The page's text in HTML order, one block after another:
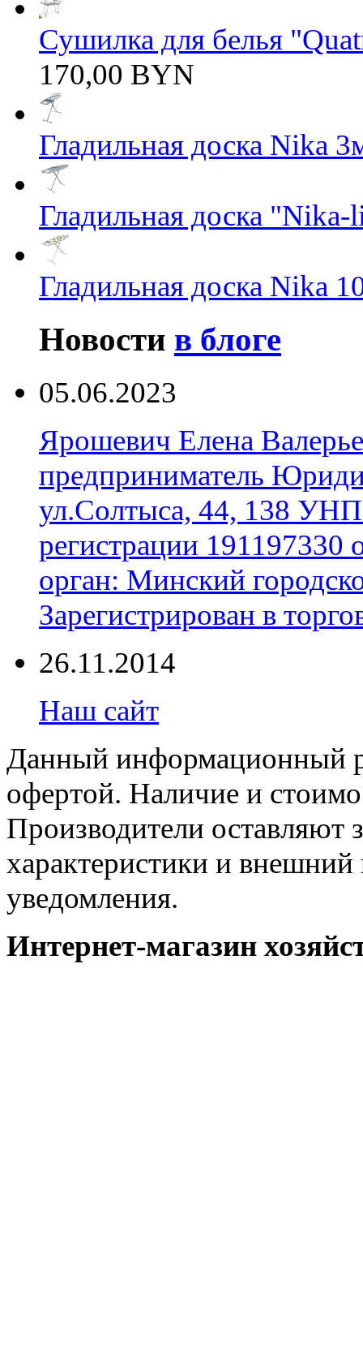
Сушилка для белья
170,00 BYN
Гладильная доска Nika
Гладильная доска
Гладильная доска Nika
Новости в блоге
05.06.2023
Ярошевич Елена
предприниматель
ул.Солтыса, 44, 138 УНП
регистрации
орган: Минский
Зарегистрирован в
26.11.2014
Наш сайт
Данный информационный
офертой. Наличие и
Производители оставляют
характеристики и внешний
уведомления.
Интернет-магазин